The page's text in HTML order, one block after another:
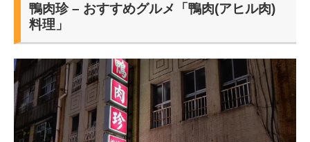
鴨肉珍 – おすすめグルメ「鴨肉(アヒル肉)
料理」